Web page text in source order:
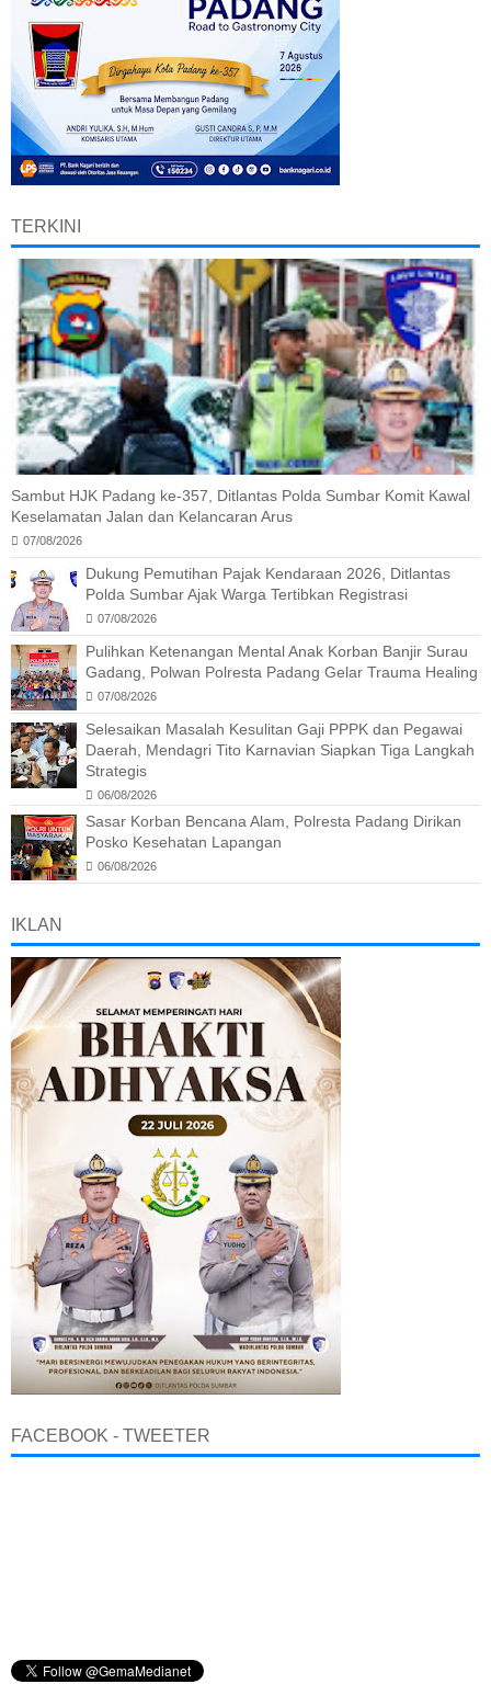
TERKINI
Sambut HJK Padang ke-357, Ditlantas Polda Sumbar Komit Kawal
Keselamatan Jalan dan Kelancaran Arus
07/08/2026
Dukung Pemutihan Pajak Kendaraan 2026, Ditlantas
Polda Sumbar Ajak Warga Tertibkan Registrasi
07/08/2026
Pulihkan Ketenangan Mental Anak Korban Banjir Surau
Gadang, Polwan Polresta Padang Gelar Trauma Healing
07/08/2026
Selesaikan Masalah Kesulitan Gaji PPPK dan Pegawai
Daerah, Mendagri Tito Karnavian Siapkan Tiga Langkah
Strategis
06/08/2026
Sasar Korban Bencana Alam, Polresta Padang Dirikan
Posko Kesehatan Lapangan
06/08/2026
IKLAN
FACEBOOK - TWEETER